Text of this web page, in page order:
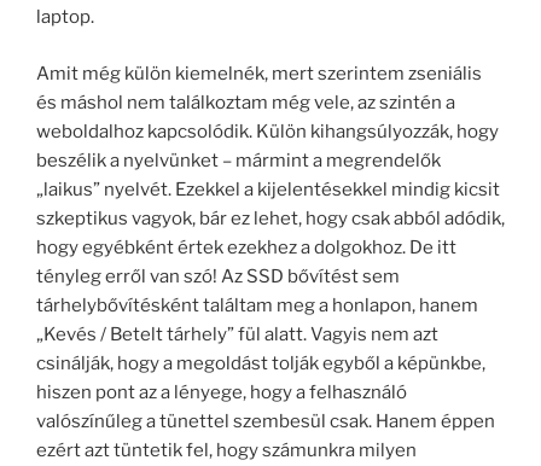
laptop.
Amit még külön kiemelnék, mert szerintem zseniális
és máshol nem találkoztam még vele, az szintén a
weboldalhoz kapcsolódik. Külön kihangsúlyozzák, hogy
beszélik a nyelvünket – mármint a megrendelők
„laikus” nyelvét. Ezekkel a kijelentésekkel mindig kicsit
szkeptikus vagyok, bár ez lehet, hogy csak abból adódik,
hogy egyébként értek ezekhez a dolgokhoz. De itt
tényleg erről van szó! Az SSD bővítést sem
tárhelybővítésként találtam meg a honlapon, hanem
„Kevés / Betelt tárhely” fül alatt. Vagyis nem azt
csinálják, hogy a megoldást tolják egyből a képünkbe,
hiszen pont az a lényege, hogy a felhasználó
valószínűleg a tünettel szembesül csak. Hanem éppen
ezért azt tüntetik fel, hogy számunkra milyen